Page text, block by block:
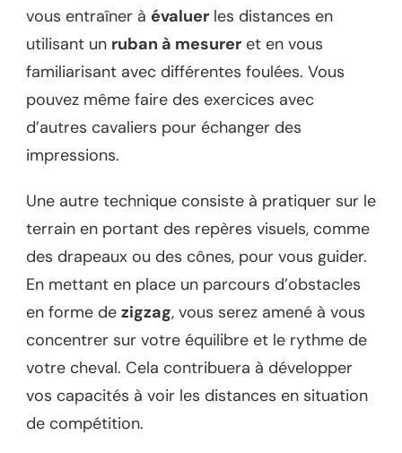
vous entraîner à évaluer les distances en
utilisant un ruban à mesurer et en vous
familiarisant avec différentes foulées. Vous
pouvez même faire des exercices avec
d’autres cavaliers pour échanger des
impressions.
Une autre technique consiste à pratiquer sur le
terrain en portant des repères visuels, comme
des drapeaux ou des cônes, pour vous guider.
En mettant en place un parcours d’obstacles
en forme de zigzag, vous serez amené à vous
concentrer sur votre équilibre et le rythme de
votre cheval. Cela contribuera à développer
vos capacités à voir les distances en situation
de compétition.